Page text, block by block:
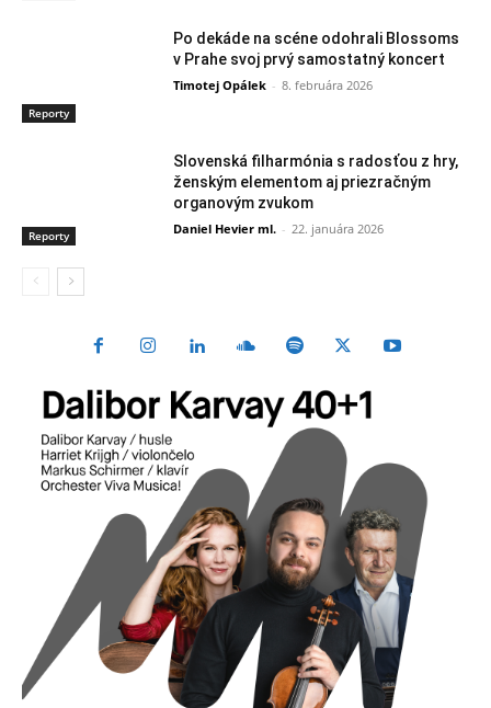
Reporty
Po dekáde na scéne odohrali Blossoms
v Prahe svoj prvý samostatný koncert
Timotej Opálek - 8. februára 2026
Reporty
Slovenská filharmónia s radosťou z hry,
ženským elementom aj priezračným
organovým zvukom
Daniel Hevier ml. - 22. januára 2026